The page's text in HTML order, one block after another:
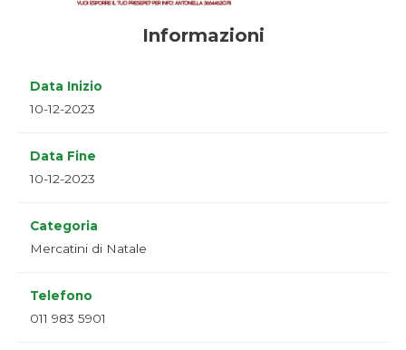
Informazioni
Data Inizio
10-12-2023
Data Fine
10-12-2023
Categoria
Mercatini di Natale
Telefono
011 983 5901